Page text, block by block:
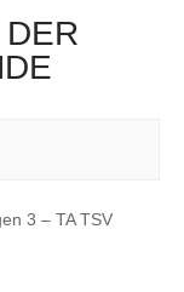
3 – TA TSV